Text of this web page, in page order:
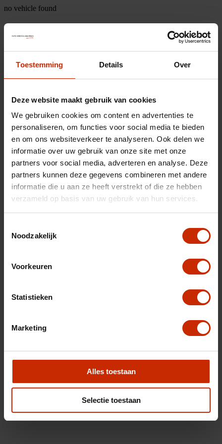
Toestemming Details Over
Deze website maakt gebruik van cookies
We gebruiken cookies om content en advertenties te
personaliseren, om functies voor social media te bieden
en om ons websiteverkeer te analyseren. Ook delen we
informatie over uw gebruik van onze site met onze
partners voor social media, adverteren en analyse. Deze
partners kunnen deze gegevens combineren met andere
informatie die u aan ze heeft verstrekt of die ze hebben
verzameld op basis van uw gebruik van hun services.
Noodzakelijk
Voorkeuren
Statistieken
Marketing
Alles toestaan
Selectie toestaan
no vehicle found